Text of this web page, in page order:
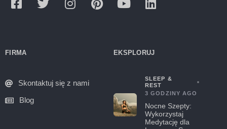
FIRMA
Skontaktuj się z nami
Blog
EKSPLORUJ
SLEEP &
REST
3 GODZINY AGO
Nocne Szepty:
Wykorzystaj
Medytację dla